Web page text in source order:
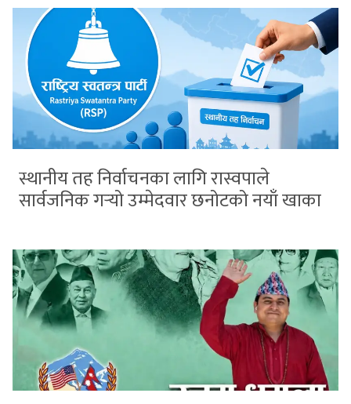
स्थानीय तह निर्वाचनका लागि रास्वपाले
सार्वजनिक गर्‍यो उम्मेदवार छनोटको नयाँ खाका